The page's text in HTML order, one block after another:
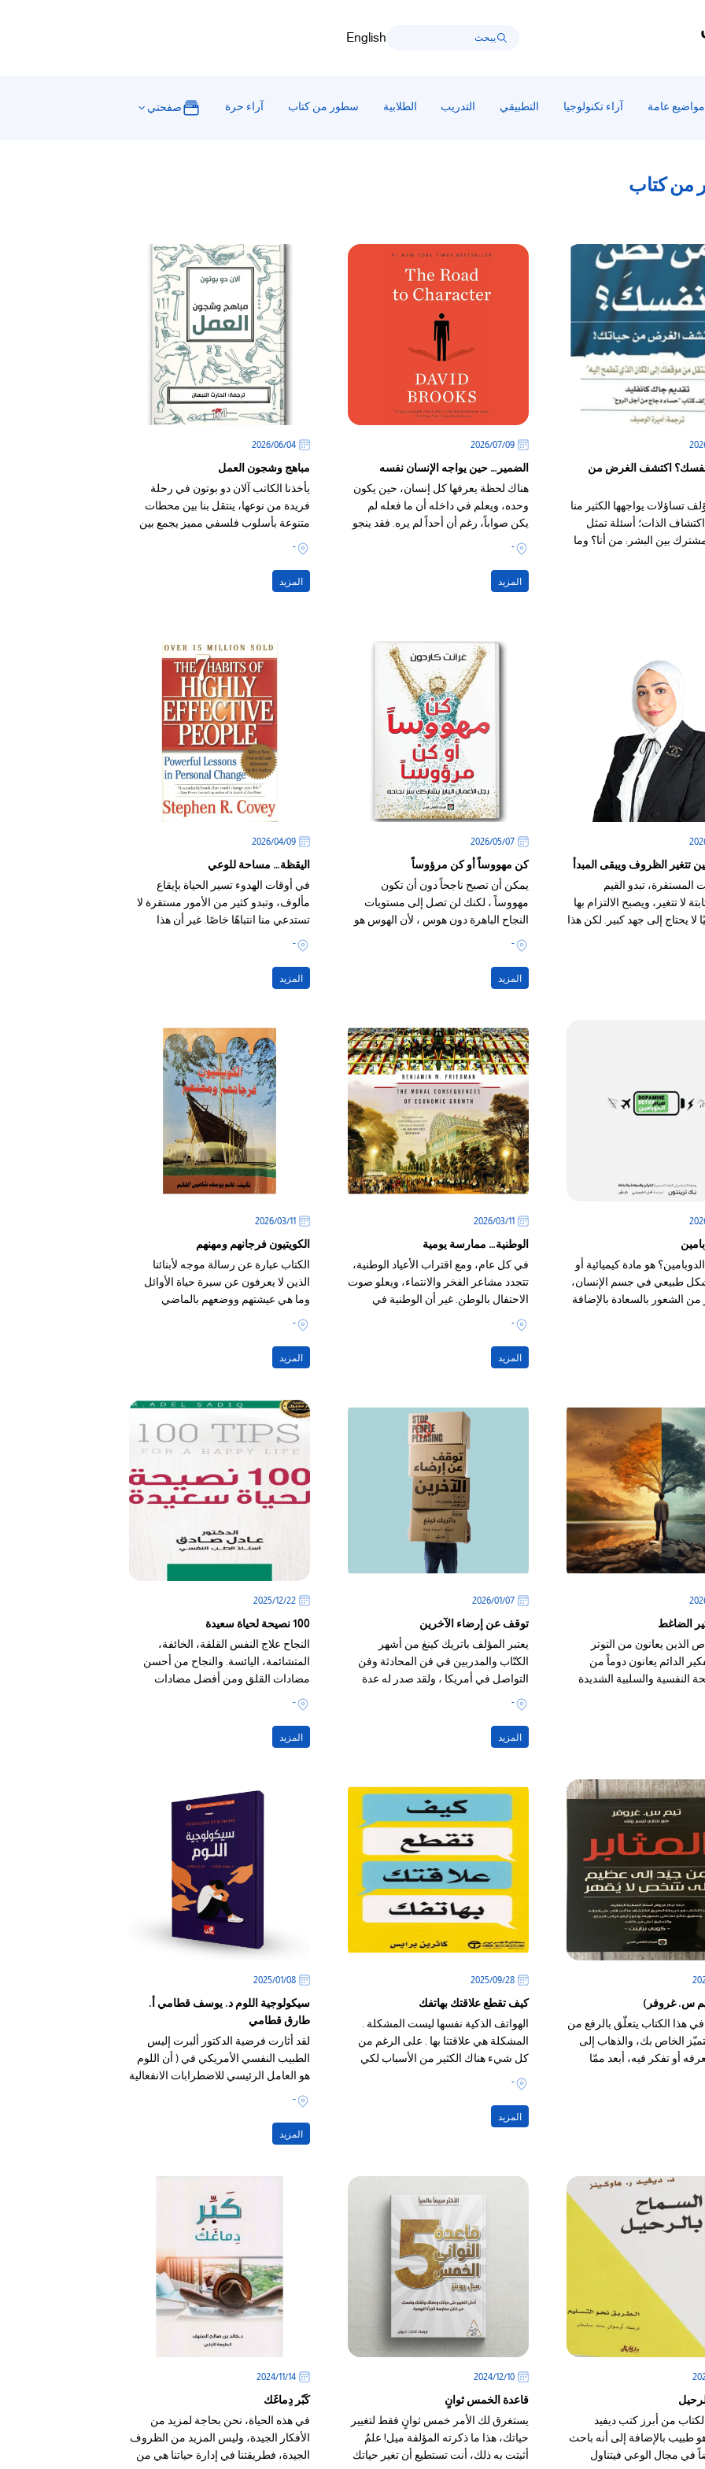
English
مواضيع عامة آراء تكنولوجيا التطبيقي التدريب الطلابية سطور من كتاب آراء حرة صفحتي
كتاب
اكتشف الغرض من
تساؤلات يواجهها الكثير منا
الذات؛ أسئلة تمثل
بين البشر: من أنا؟ وما
09‏/07‏/2026
الضمير… حين يواجه الإنسان نفسه
هناك لحظة يعرفها كل إنسان، حين يكون
وحده، ويعلم في داخله أن ما فعله لم
يكن صواباً، رغم أن أحداً لم يره. فقد ينجو
الإنسان من رقابة الناس، لكنه يصعب أن
ينجو من نفسه؛ لأن الضمير لا يرتبط بما
يراه الآخرون، بل بما يعرفه الإنسان عن
ذاته.
-
المزيد
04‏/06‏/2026
مباهج وشجون العمل
يأخذنا الكاتب آلان دو بوتون في رحلة
فريدة من نوعها، ينتقل بنا بين محطات
متنوعة بأسلوب فلسفي مميز يجمع بين
العمق الفكري والظرافة والذكاء
-
المزيد
تتغير الظروف ويبقى المبدأ
المستقرة، تبدو القيم
لا تتغير، ويصبح الالتزام بها
لا يحتاج إلى جهد كبير. لكن هذا
قد يكون خادعًا
07‏/05‏/2026
كن مهووساً أو كن مرؤوساً
يمكن أن تصبح ناجحاً دون أن تكون
مهووساً ، لكنك لن تصل إلى مستويات
النجاح الباهرة دون هوس ، لأن الهوس هو
العامل المشترك الوحيد بين الأشخاص
الموجودين في القمة
-
المزيد
09‏/04‏/2026
اليقظة… مساحة للوعي
في أوقات الهدوء تسير الحياة بإيقاع
مألوف، وتبدو كثير من الأمور مستقرة لا
تستدعي منا انتباهًا خاصًا. غير أن هذا
الإيقاع يتبدل حين تتسارع الأحداث من
حولنا؛ فاليوم تتدفق الأخبار والمعلومات
على مدار الساعة، والأحداث تتلاحق،
-
المزيد
هو مادة كيميائية أو
طبيعي في جسم الإنسان،
الشعور بالسعادة بالإضافة
عصبياً،
11‏/03‏/2026
الوطنية… ممارسة يومية
في كل عام، ومع اقتراب الأعياد الوطنية،
تتجدد مشاعر الفخر والانتماء، ويعلو صوت
الاحتفال بالوطن. غير أن الوطنية في
جوهرها
-
المزيد
11‏/03‏/2026
الكويتيون فرجانهم ومهنهم
الكتاب عبارة عن رسالة موجه لأبنائنا
الذين لا يعرفون عن سيرة حياة الأوائل
وما هي عيشتهم ووضعهم بالماضي
القريب الذي هو ما قبل النفط، فكانت
منازلهم ودواوينهم ودكاكينهم أكثرها من
منتوج بلدهم
-
المزيد
الضاغط
الذين يعانون من التوتر
الدائم يعانون دوماً من
النفسية والسلبية الشديدة
07‏/01‏/2026
توقف عن إرضاء الآخرين
يعتبر المؤلف باتريك كينغ من أشهر
الكتّاب والمدربين في فن المحادثة وفن
التواصل في أمريكا ، ولقد صدر له عدة
كتب في مجال تطور النفس
-
المزيد
22‏/12‏/2025
100 نصيحة لحياة سعيدة
النجاح علاج النفس القلقة، الخائفة،
المتشائمة، اليائسة. والنجاح من أحسن
مضادات القلق ومن أفضل مضادات
الاكتئاب
-
المزيد
س. غروفر)
هذا الكتاب يتعلّق بالرفع من
الخاص بك، والذهاب إلى
أو تفكر فيه، أبعد ممّا
تعليمك.
28‏/09‏/2025
كيف تقطع علاقتك بهاتفك
الهواتف الذكية نفسها ليست المشكلة .
المشكلة هي علاقتنا بها . على الرغم من
كل شيء هناك الكثير من الأسباب لكي
نحب هواتفنا الذكية
-
المزيد
08‏/01‏/2025
سيكولوجية اللوم د. يوسف قطامي أ.
طارق قطامي
لقد أثارت فرضية الدكتور ألبرت إليس
الطبيب النفسي الأمريكي في ( أن اللوم
هو العامل الرئيسي للاضطرابات الانفعالية
النفسية .. ومشاعرها ) ، وقد كانت هذه
الفرضية هي الشرارة التي لمعت في
عقل المؤلفين
-
المزيد
من أبرز كتب ديفيد
طبيب بالإضافة إلى أنه باحث
في مجال الوعي فيتناول
10‏/12‏/2024
قاعدة الخمس ثوانٍ
يستغرق لك الأمر خمس ثوانٍ فقط لتغيير
حياتك، هذا ما ذكرته المؤلفة ميل! علمٌ
أثبتت به ذلك، أنت تستطيع أن تغير حياتك
14‏/11‏/2024
كَبّر دِماغَك
في هذه الحياة، نحن بحاجة لمزيد من
الأفكار الجيدة، وليس المزيد من الظروف
الجيدة، فطريقتنا في إدارة حياتنا هي من